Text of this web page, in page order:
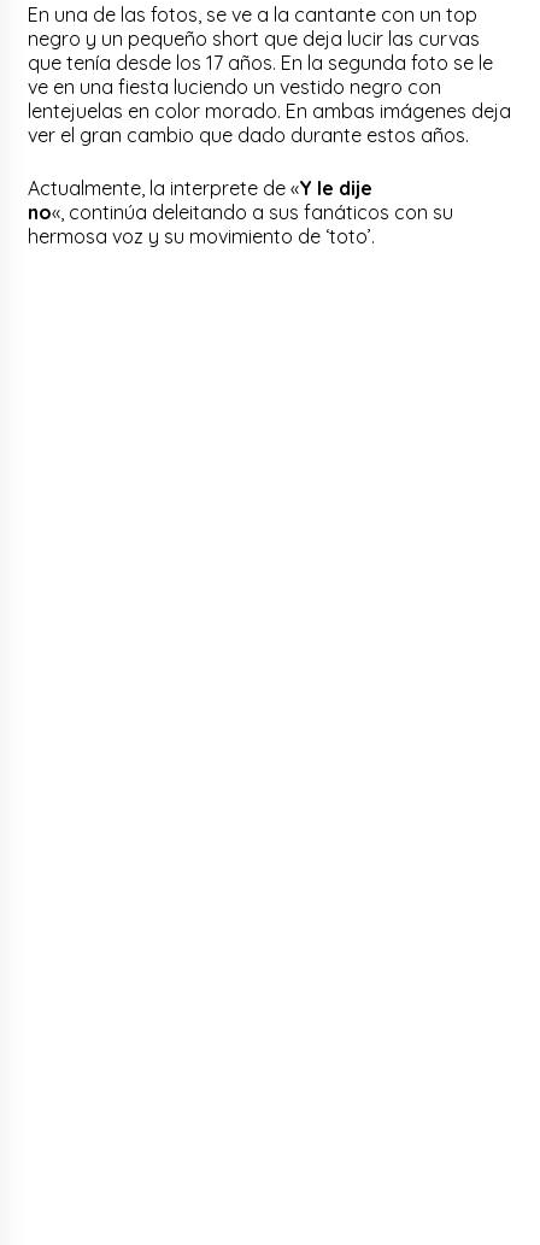
En una de las fotos, se ve a la cantante con un top
negro y un pequeño short que deja lucir las curvas
que tenía desde los 17 años. En la segunda foto se le
ve en una fiesta luciendo un vestido negro con
lentejuelas en color morado. En ambas imágenes deja
ver el gran cambio que dado durante estos años.
Actualmente, la interprete de «Y le dije
no«, continúa deleitando a sus fanáticos con su
hermosa voz y su movimiento de ‘toto’.